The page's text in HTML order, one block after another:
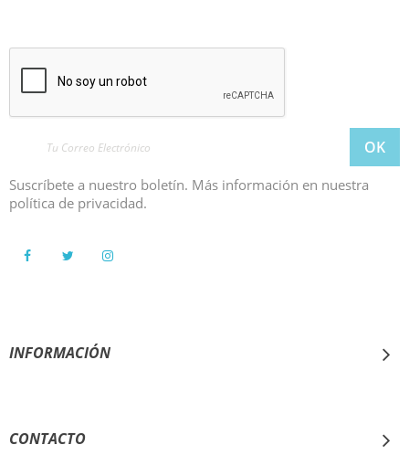
Suscríbete a nuestro boletín. Más información en nuestra
política de privacidad.
INFORMACIÓN
CONTACTO